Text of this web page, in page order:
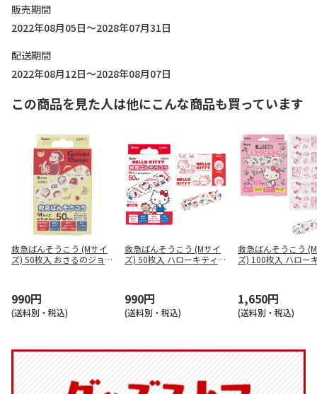
販売期間
2022年08月05日～2028年07月31日
配送期間
2022年08月12日～2028年08月07日
この商品を見た人は他にこんな商品も買っています
救急ばんそうこう (Mサイ
ズ) 50枚入 おさるのジョー
990円
(送料別・税込)
救急ばんそうこう (Mサイ
ズ) 50枚入 ハローキティ Q
990円
(送料別・税込)
救急ばんそうこう
ズ) 100枚入 ハロー
1,650円
(送料別・税込)